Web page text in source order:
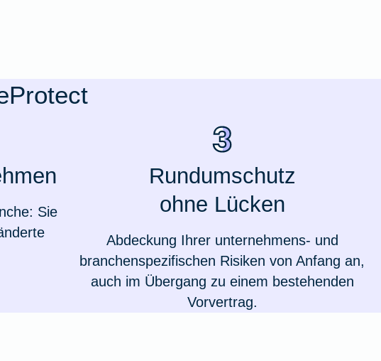
Weil du wichtig bist
Sie
Rundumschutz
ohne Lücken
Abdeckung Ihrer unternehmens- und
branchenspezifischen Risiken von Anfang an,
auch im Übergang zu einem bestehenden
Vorvertrag.